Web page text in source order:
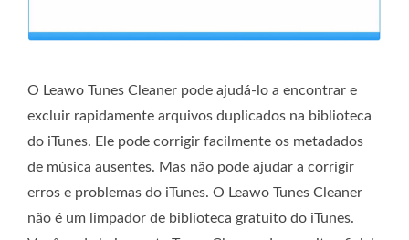
O Leawo Tunes Cleaner pode ajudá-lo a encontrar e
excluir rapidamente arquivos duplicados na biblioteca
do iTunes. Ele pode corrigir facilmente os metadados
de música ausentes. Mas não pode ajudar a corrigir
erros e problemas do iTunes. O Leawo Tunes Cleaner
não é um limpador de biblioteca gratuito do iTunes.